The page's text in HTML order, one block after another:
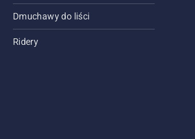
Dmuchawy do liści
Ridery